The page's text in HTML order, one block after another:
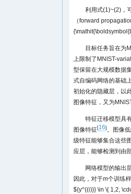
利用式(1)~(2)，
（forward
目标任务旨在为
上限制了MNIST-
型保留在大规模数据
式自编码网络的基础
初始化的隐藏层，以
图像特征，又为
特征迁移模型具
图像特征[16]。图像
级特征能够集合这些
应层，能够检测到由
网络模型的输出
因此，对于m个训练
${y^{(i)}} \in \{ 1,2,